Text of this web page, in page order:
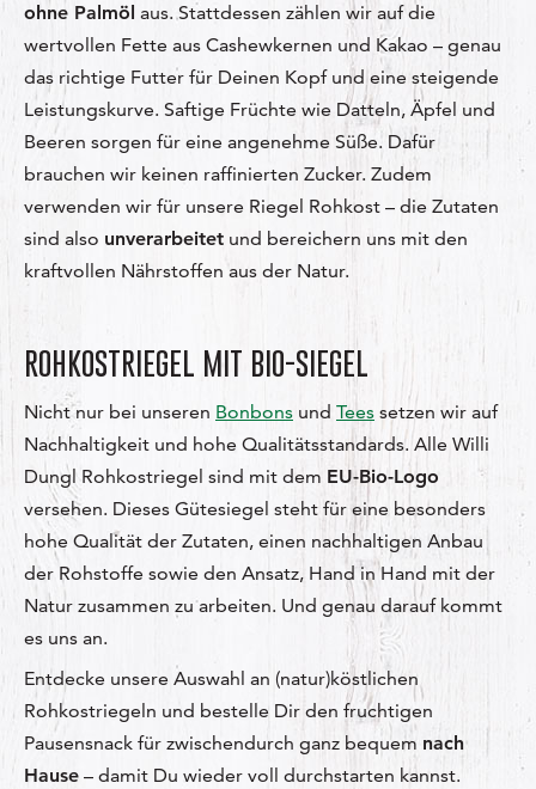
ohne Palmöl aus. Stattdessen zählen wir auf die
wertvollen Fette aus Cashewkernen und Kakao – genau
das richtige Futter für Deinen Kopf und eine steigende
Leistungskurve. Saftige Früchte wie Datteln, Äpfel und
Beeren sorgen für eine angenehme Süße. Dafür
brauchen wir keinen raffinierten Zucker. Zudem
verwenden wir für unsere Riegel Rohkost – die Zutaten
sind also unverarbeitet und bereichern uns mit den
kraftvollen Nährstoffen aus der Natur.
ROHKOSTRIEGEL MIT BIO-SIEGEL
Nicht nur bei unseren Bonbons und Tees setzen wir auf
Nachhaltigkeit und hohe Qualitätsstandards. Alle Willi
Dungl Rohkostriegel sind mit dem EU-Bio-Logo
versehen. Dieses Gütesiegel steht für eine besonders
hohe Qualität der Zutaten, einen nachhaltigen Anbau
der Rohstoffe sowie den Ansatz, Hand in Hand mit der
Natur zusammen zu arbeiten. Und genau darauf kommt
es uns an.
Entdecke unsere Auswahl an (natur)köstlichen
Rohkostriegeln und bestelle Dir den fruchtigen
Pausensnack für zwischendurch ganz bequem nach
Hause – damit Du wieder voll durchstarten kannst.